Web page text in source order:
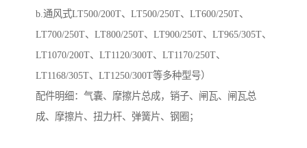
b.通风式LT500/200T、LT500/250T、LT600/250T、
LT700/250T、LT800/250T、LT900/250T、LT965/305T、
LT1070/200T、LT1120/300T、LT1170/250T、
LT1168/305T、LT1250/300T等多种型号）
配件明细：气囊、摩擦片总成，销子、闸瓦、闸瓦总
成、摩擦片、扭力杆、弹簧片、钢圈；